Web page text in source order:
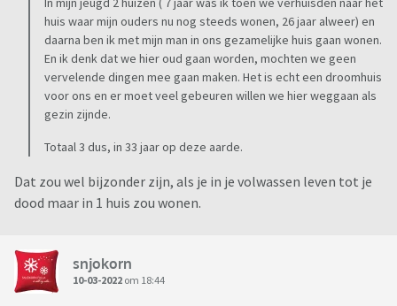
huis waar mijn ouders nu nog steeds wonen, 26 jaar alweer) en
daarna ben ik met mijn man in ons gezamelijke huis gaan wonen.
En ik denk dat we hier oud gaan worden, mochten we geen
vervelende dingen mee gaan maken. Het is echt een droomhuis
voor ons en er moet veel gebeuren willen we hier weggaan als
gezin zijnde.
Totaal 3 dus, in 33 jaar op deze aarde.
Dat zou wel bijzonder zijn, als je in je volwassen leven tot je
dood maar in 1 huis zou wonen.
snjokorn
10-03-2022 om 18:44